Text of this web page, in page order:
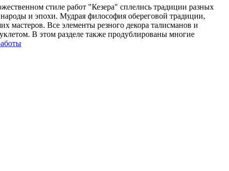
стиле работ "Кезера" сплелись традиции разных
и эпохи. Мудрая философия обереговой традиции,
мастеров. Все элементы резного декора талисманов и
В этом разделе также продублированы многие